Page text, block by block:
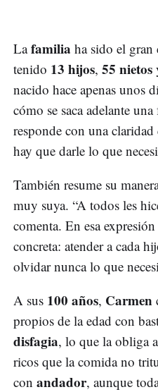
Lafamilia ha sido el
tenido 13 hijos, 55 nietos
nacido hace apenas unos
cómo se saca adelante
responde con una claridad
hay que darle lo que
También resume su
muy suya. “A todos les
comenta. En esa
concreta: atender a cada
olvidar nunca lo que
A sus 100 años, Carmen
propios de la edad con
disfagia, lo que la obliga
ricos que la comida no
con andador, aunque